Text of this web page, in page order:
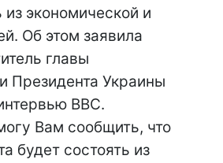
из экономической и
Об этом заявила
главы
Президента Украины
BBC.
Вам сообщить, что
будет состоять из